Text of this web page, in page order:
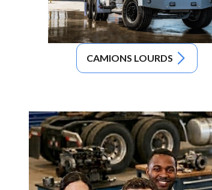
CAMIONS LOURDS